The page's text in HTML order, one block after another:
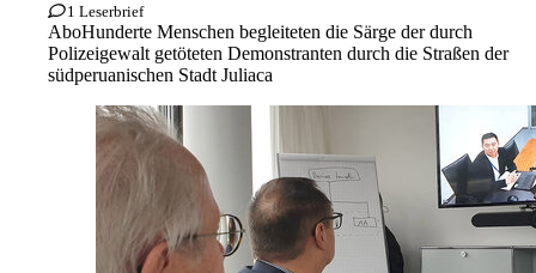
1 Leserbrief
AboHunderte Menschen begleiteten die Särge der durch
Polizeigewalt getöteten Demonstranten durch die Straßen der
südperuanischen Stadt Juliaca